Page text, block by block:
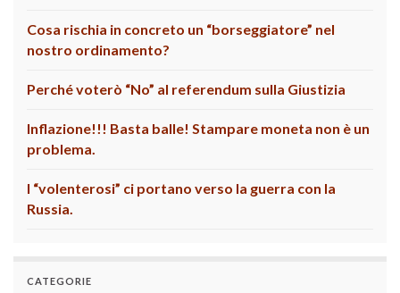
Cosa rischia in concreto un “borseggiatore” nel
nostro ordinamento?
Perché voterò “No” al referendum sulla Giustizia
Inflazione!!! Basta balle! Stampare moneta non è un
problema.
I “volenterosi” ci portano verso la guerra con la
Russia.
CATEGORIE